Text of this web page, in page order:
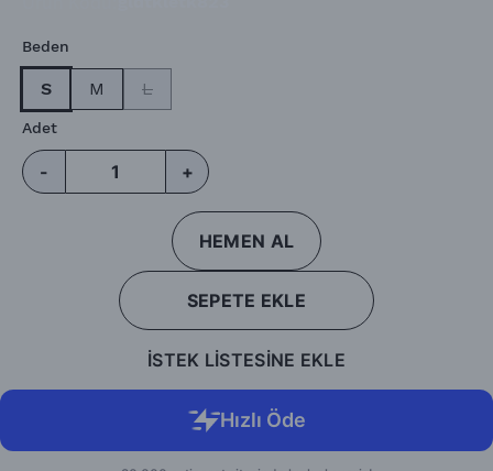
Beden
S M L
Adet
- +
HEMEN AL
SEPETE EKLE
İSTEK LİSTESİNE EKLE